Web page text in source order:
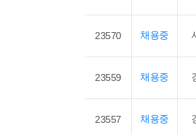
23570 채용중
23559 채용중
23557 채용중